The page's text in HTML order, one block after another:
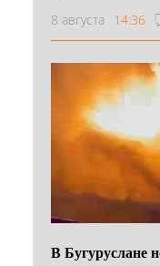
8 августа 14:36
В Бугуруслане